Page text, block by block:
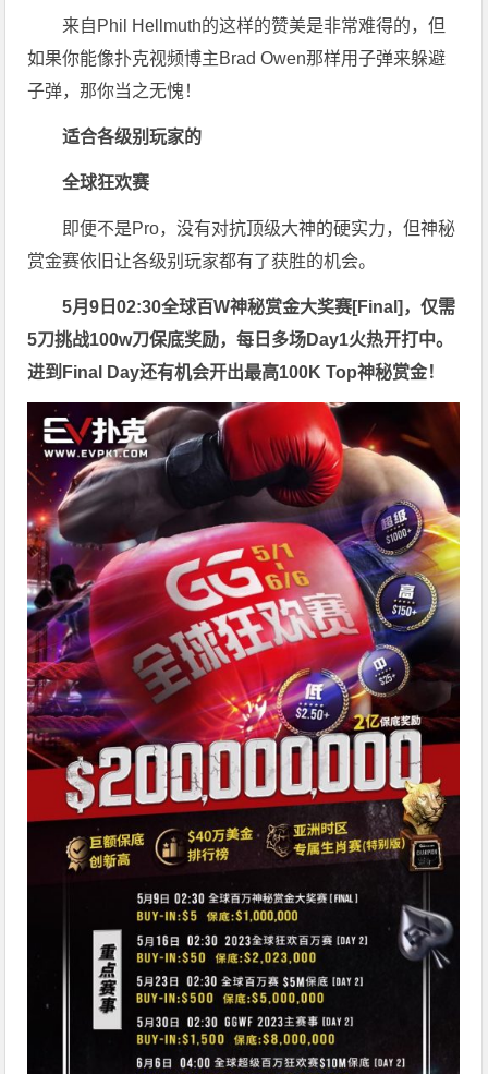
来自Phil Hellmuth的这样的赞美是非常难得的，但
如果你能像扑克视频博主Brad Owen那样用子弹来躲避
子弹，那你当之无愧！
适合各级别玩家的
全球狂欢赛
即便不是Pro，没有对抗顶级大神的硬实力，但神秘
赏金赛依旧让各级别玩家都有了获胜的机会。
5月9日02:30全球百W神秘赏金大奖赛[Final] ，仅需
5刀挑战100w刀保底奖励，每日多场Day1火热开打中。
进到Final Day还有机会开出最高100K Top神秘赏金！